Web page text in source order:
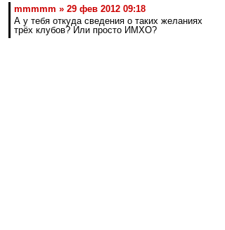
mmmmm » 29 фев 2012 09:18
А у тебя откуда сведения о таких желаниях
трёх клубов? Или просто ИМХО?